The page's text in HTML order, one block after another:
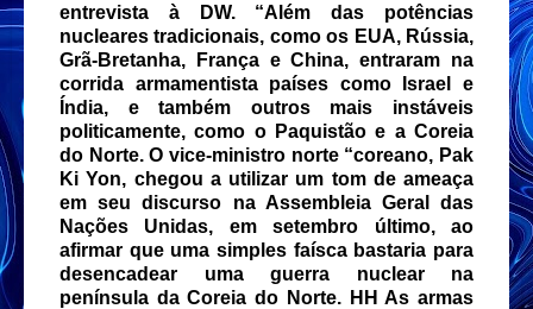
entrevista à DW. “Além das potências
nucleares tradicionais, como os EUA, Rússia,
Grã-Bretanha, França e China, entraram na
corrida armamentista países como Israel e
Índia, e também outros mais instáveis
politicamente, como o Paquistão e a Coreia
do Norte. O vice-ministro norte “coreano, Pak
Ki Yon, chegou a utilizar um tom de ameaça
em seu discurso na Assembleia Geral das
Nações Unidas, em setembro último, ao
afirmar que uma simples faísca bastaria para
desencadear uma guerra nuclear na
península da Coreia do Norte. HH As armas